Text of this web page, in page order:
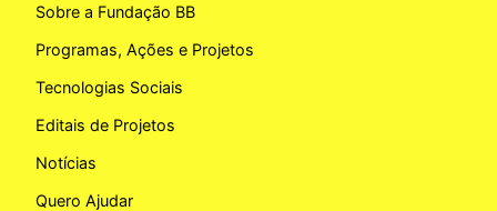
Sobre a Fundação BB
Programas, Ações e Projetos
Tecnologias Sociais
Editais de Projetos
Notícias
Quero Ajudar